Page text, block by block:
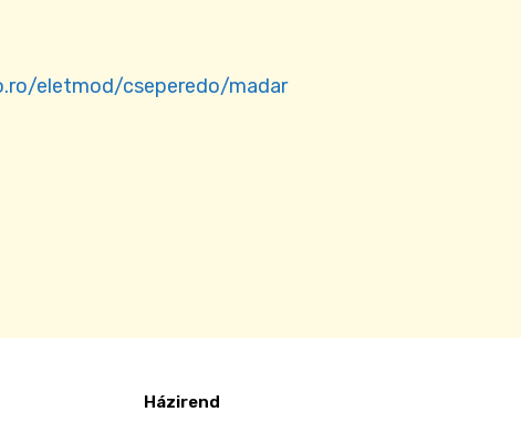
eletmod/cseperedo/madar
Házirend